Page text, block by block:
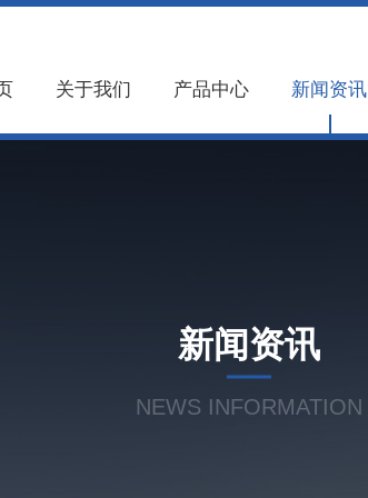
关于我们 产品中心 新闻资讯
新闻资讯
NEWS INFORMATION